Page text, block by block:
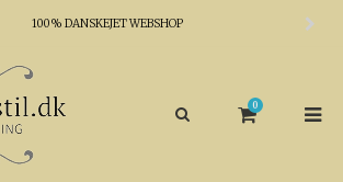
100% DANSKEJET WEBSHOP
0